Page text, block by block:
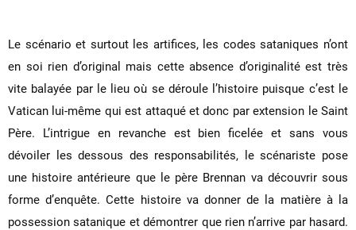
Le scénario et surtout les artifices, les codes sataniques n’ont
en soi rien d’original mais cette absence d’originalité est très
vite balayée par le lieu où se déroule l’histoire puisque c’est le
Vatican lui-même qui est attaqué et donc par extension le Saint
Père. L’intrigue en revanche est bien ficelée et sans vous
dévoiler les dessous des responsabilités, le scénariste pose
une histoire antérieure que le père Brennan va découvrir sous
forme d’enquête. Cette histoire va donner de la matière à la
possession satanique et démontrer que rien n’arrive par hasard.